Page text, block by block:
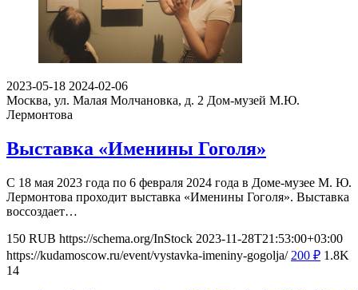
2023-05-18 2024-02-06
Москва, ул. Малая Молчановка, д. 2 Дом-музей М.Ю.
Лермонтова
Выставка «Именины Гоголя»
С 18 мая 2023 года по 6 февраля 2024 года в Доме-музее М. Ю.
Лермонтова проходит выставка «Именины Гоголя». Выставка
воссоздает…
150 RUB https://schema.org/InStock 2023-11-28T21:53:00+03:00
https://kudamoscow.ru/event/vystavka-imeniny-gogolja/ 200 ₽ 1.8K
14